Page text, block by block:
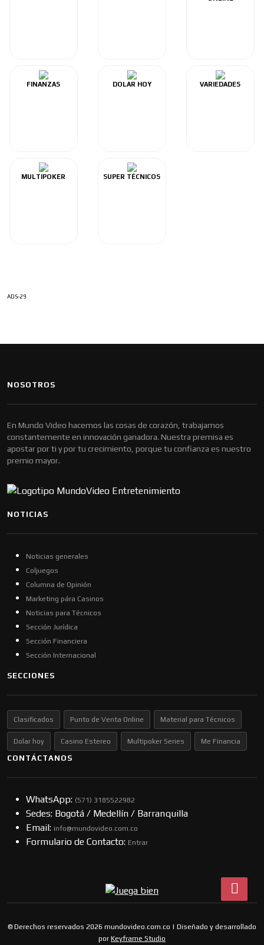
FINANZAS DOLAR HOY VARIEDADES
MULTIPOKER SUPER TÉCNICOS
ADS-29
NOSOTROS
En Mundo Video hacemos las cosas de corazón, trabajamos
constantemente en innovación ganadora. Nuestra premisa es
apostar por ti y por tu crecimiento, porque tu confianza es nuestro
premio mayor.
NOTICIAS
Noticias generales
Coljuegos
Columna de Opinión
Marketing pára Casinos
Noticias para Técnicos
Sección Jurídica
Sección Financiera
Sección Internacional
SECCIONES
Clasificados Punto de Venta Online Material para Técnicos
Dolar hoy Casino Estereo Multipoker Series Me Financia
CONTÁCTANOS
WhatsApp: (57​​1) 3185522982
Sedes: Bogotá / Medellín / Barranquilla
Email: info@mundovideo.com.co
Formulario de Contacto: Entrar
© Derechos reservados 2026 mundovideo.com.co | Diseñado y desarrollado
por Keyframe Studio